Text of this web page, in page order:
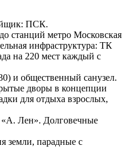
ПСК.
станций метро Московская
инфраструктура: ТК
на 220 мест каждый с
и общественный санузел.
дворы в концепции
для отдыха взрослых,
«А. Лен». Долговечные
земли, парадные с